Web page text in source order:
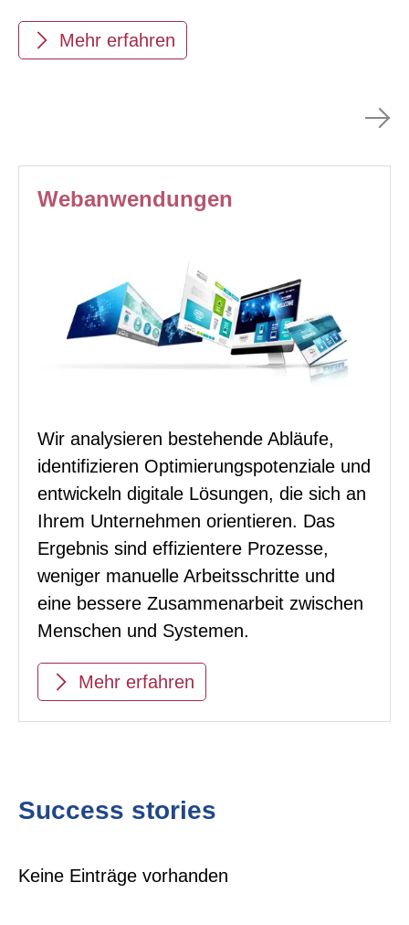
Mehr erfahren
Webanwendungen
Wir analysieren bestehende Abläufe,
identifizieren Optimierungspotenziale und
entwickeln digitale Lösungen, die sich an
Ihrem Unternehmen orientieren. Das
Ergebnis sind effizientere Prozesse,
weniger manuelle Arbeitsschritte und
eine bessere Zusammenarbeit zwischen
Menschen und Systemen.
Mehr erfahren
Success stories
Keine Einträge vorhanden